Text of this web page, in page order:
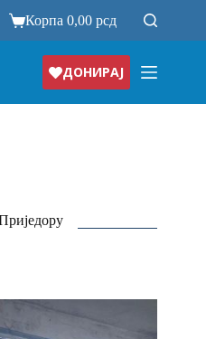
Корпа0,00рсд
ДОНИРАЈ